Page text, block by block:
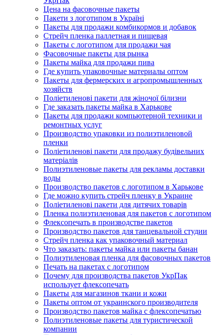
Цена на фасовочные пакеты
Пакети з логотипом в Україні
Пакеты для продажи комбикормов и добавок
Стрейч пленка паллетная и пищевая
Пакеты с логотипом для продажи чая
Фасовочные пакеты для рынка
Пакеты майка для продажи пива
Где купить упаковочные материалы оптом
Пакеты для фермерских и агропромышленных
хозяйств
Поліетиленові пакети для жіночої білизни
Где заказать пакеты майка в Харькове
Пакеты для продажи компьютерной техники и
ремонтных услуг
Производство упаковки из полиэтиленовой
пленки
Поліетиленові пакети для продажу будівельних
матеріалів
Полиэтиленовые пакеты для рекламы доставки
воды
Производство пакетов с логотипом в Харькове
Где можно купить стрейч пленку в Украине
Поліетиленові пакети для дитячих товарів
Пленка полиэтиленовая для пакетов с логотипом
Флексопечать в производстве пакетов
Производство пакетов для танцевальной студии
Стрейч пленка как упаковочный материал
Что заказать: пакеты майка или пакеты банан
Полиэтиленовая пленка для фасовочных пакетов
Печать на пакетах с логотипом
Почему для производства пакетов УкрПак
использует флексопечать
Пакеты для магазинов ткани и кожи
Пакеты оптом от украинского производителя
Производство пакетов майка с флексопечатью
Полиэтиленовые пакеты для туристической
компании